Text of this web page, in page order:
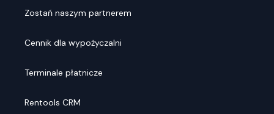
Zostań naszym partnerem
Cennik dla wypożyczalni
Terminale płatnicze
Rentools CRM